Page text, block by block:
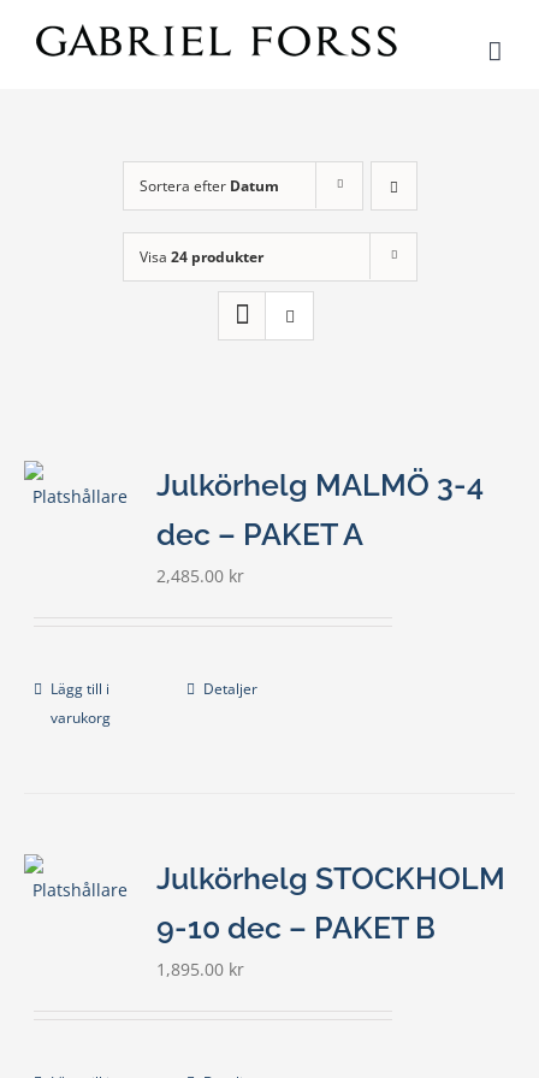
Sortera efter Datum
Visa 24 produkter
Julkörhelg MALMÖ 3-4
dec – PAKET A
2,485.00 kr
Lägg till i
varukorg
Detaljer
Julkörhelg STOCKHOLM
9-10 dec – PAKET B
1,895.00 kr